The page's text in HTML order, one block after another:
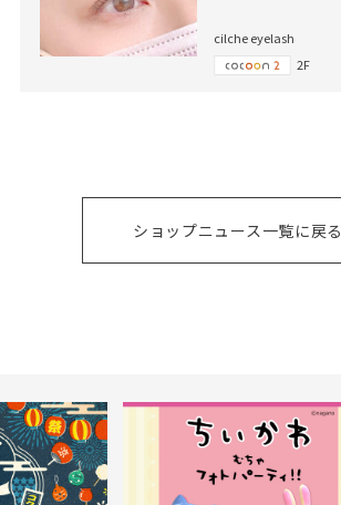
cilche eyelash
2F
ショップニュース一覧に戻る